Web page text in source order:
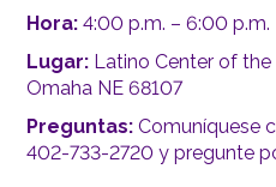
Hora: 4:00 p.m. – 6:00 p.m.
Lugar: Latino Center of the
Omaha NE 68107
Preguntas: Comuníquese
402-733-2720 y pregunte